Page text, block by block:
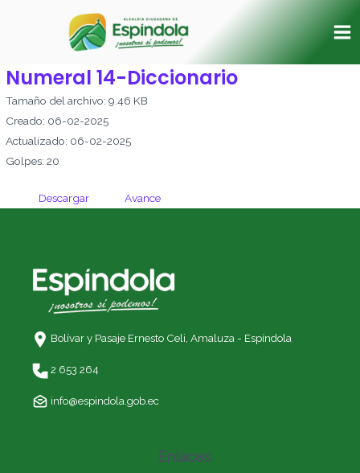
Numeral 14-Diccionario
Tamaño del archivo: 9.46 KB
Creado: 06-02-2025
Actualizado: 06-02-2025
Golpes: 20
Descargar Avance
Bolívar y Pasaje Ernesto Celi, Amaluza - Espíndola
2 653 264
info@espindola.gob.ec
Enlaces